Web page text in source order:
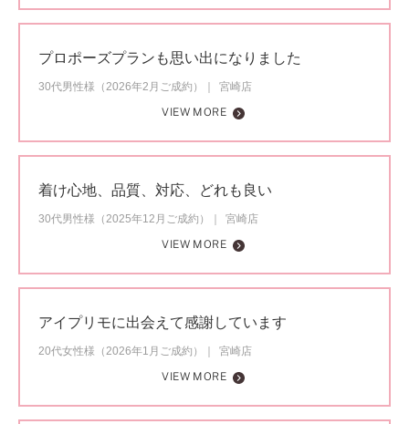
プロポーズプランも思い出になりました
30代男性様（2026年2月ご成約）
宮崎店
VIEW MORE
着け心地、品質、対応、どれも良い
30代男性様（2025年12月ご成約）
宮崎店
VIEW MORE
アイプリモに出会えて感謝しています
20代女性様（2026年1月ご成約）
宮崎店
VIEW MORE